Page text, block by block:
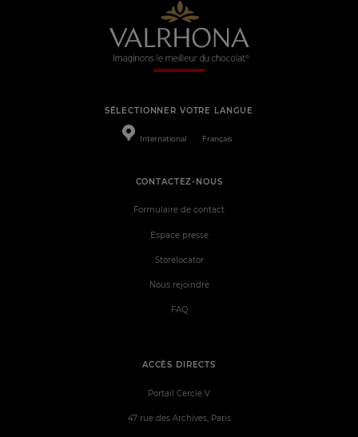
SÉLECTIONNER VOTRE LANGUE
International Français
ACCÈS DIRECTS
Portail Cercle V
47 rue des Archives, Paris
CONTACTEZ-NOUS
Formulaire de contact
Espace presse
Storelocator
Nous rejoindre
FAQ